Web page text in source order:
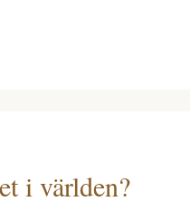
i världen?